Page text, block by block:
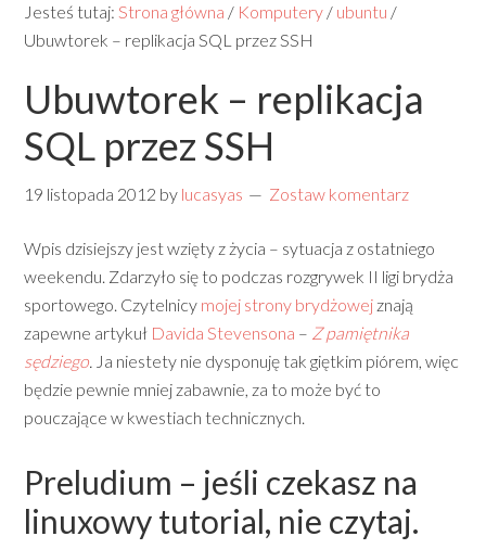
Jesteś tutaj:Strona główna / Komputery / ubuntu /
Ubuwtorek – replikacja SQL przez SSH
Ubuwtorek – replikacja
SQL przez SSH
19 listopada 2012 by lucasyas Zostaw komentarz
Wpis dzisiejszy jest wzięty z życia – sytuacja z ostatniego
weekendu. Zdarzyło się to podczas rozgrywek II ligi brydża
sportowego. Czytelnicy mojej strony brydżowej znają
zapewne artykuł Davida Stevensona – Z pamiętnika
sędziego. Ja niestety nie dysponuję tak giętkim piórem, więc
będzie pewnie mniej zabawnie, za to może być to
pouczające w kwestiach technicznych.
Preludium – jeśli czekasz na
linuxowy tutorial, nie czytaj.